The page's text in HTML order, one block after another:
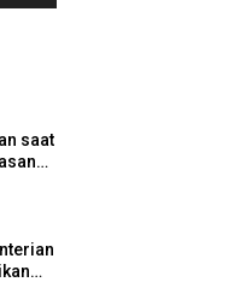
saat